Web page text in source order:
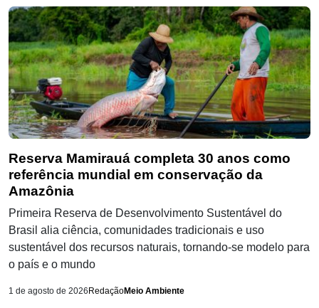
Reserva Mamirauá completa 30 anos como
referência mundial em conservação da
Amazônia
Primeira Reserva de Desenvolvimento Sustentável do
Brasil alia ciência, comunidades tradicionais e uso
sustentável dos recursos naturais, tornando-se modelo para
o país e o mundo
1 de agosto de 2026 RedaçãoMeio Ambiente